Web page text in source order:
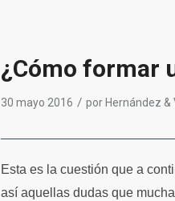
¿Cómo formar
30 mayo 2016 / por Hernández &
Esta es la cuestión que a
así aquellas dudas que